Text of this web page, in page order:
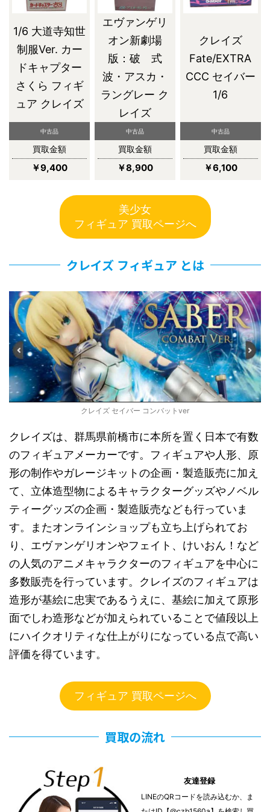
1/6 大道寺知世
制服Ver. カー
ドキャプター
さくら フィギ
ュア クレイズ
中古品
買取金額
￥9,400
エヴァンゲリ
オン新劇場
版：破 式
波・アスカ・
ラングレー ク
レイズ
中古品
買取金額
￥8,900
クレイズ
Fate/EXTRA
CCC セイバー
1/6
中古品
買取金額
￥6,100
美少女
フィギュア 買取ページへ
クレイズ フィギュア とは
クレイズ セイバー コンバットver
クレイズは、群馬県前橋市に本所を置く日本で有数
のフィギュアメーカーです。フィギュアや人形、原
形の制作やガレージキットの企画・製造販売に加え
て、立体造型物によるキャラクターグッズやノベル
ティーグッズの企画・製造販売なども行っていま
す。またオンラインショップも立ち上げられてお
り、エヴァンゲリオンやフェイト、けいおん！など
の人気のアニメキャラクターのフィギュアを中心に
多数販売を行っています。クレイズのフィギュアは
造形が基絵に忠実であるうえに、基絵に加えて原形
面でしわ造形などが加えられていることで値段以上
にハイクオリティな仕上がりになっている点で高い
評価を得ています。
フィギュア 買取ページへ
買取の流れ
友達登録
LINEのQRコードを読み込むか、ま